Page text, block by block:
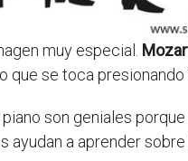
muy especial.
que se toca presionando
son geniales
ayudan a aprender